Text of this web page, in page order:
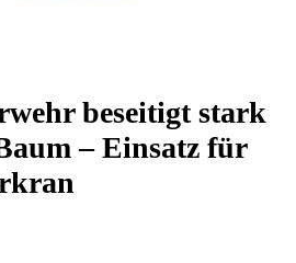
beseitigt stark
– Einsatz für